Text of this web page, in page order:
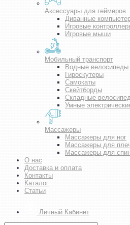
Аксессуары для геймеров
Диванные
Игровые
Игровые мыши
Мобильный транспорт
Водные велосипеды
Гироскутеры
Самокаты
Скейтборды
Складные
Умные
Массажеры
Массажеры для ног
Массажеры для
Массажеры для
О нас
Доставка и оплата
Контакты
Каталог
Статьи
Личный Кабинет